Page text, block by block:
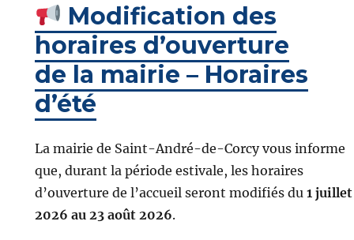
Modification des
horaires d’ouverture
de la mairie – Horaires
d’été
La mairie de Saint-André-de-Corcy vous informe
que, durant la période estivale, les horaires
d’ouverture de l’accueil seront modifiés du 1 juillet
2026 au 23 août 2026.